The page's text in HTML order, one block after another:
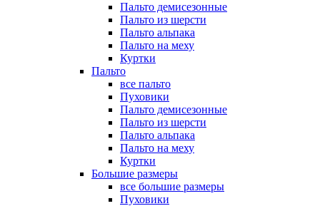
Пальто демисезонные
Пальто из шерсти
Пальто альпака
Пальто на меху
Куртки
Пальто
все пальто
Пуховики
Пальто демисезонные
Пальто из шерсти
Пальто альпака
Пальто на меху
Куртки
Большие размеры
все большие размеры
Пуховики